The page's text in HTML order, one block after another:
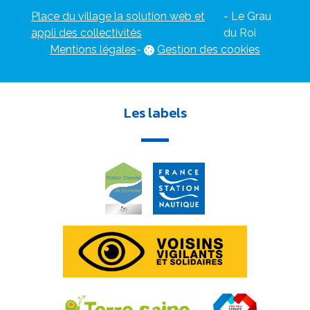
Place du village la solution web et
appli des collectivités
- Le Grau
du Roi
Mentions légales- Gestion des cookies
Les labels